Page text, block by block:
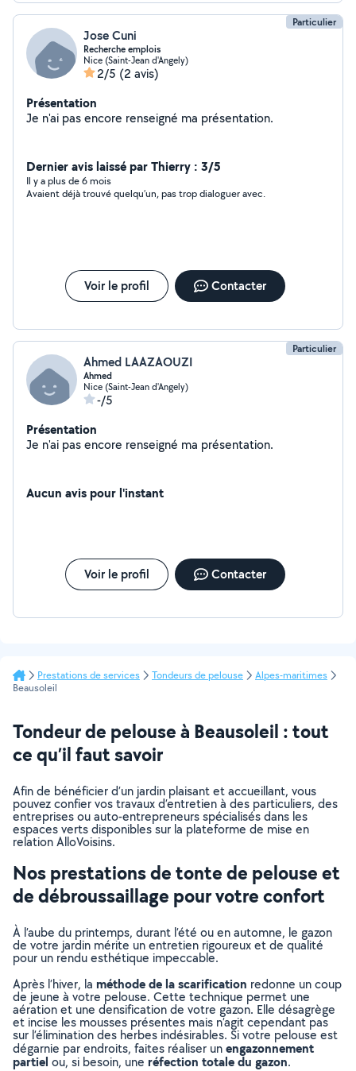
Particulier
Jose Cuni
Recherche emplois
Nice (Saint-Jean d'Angely)
2/5 (2 avis)
Présentation
Je n'ai pas encore renseigné ma présentation.
Dernier avis laissé par Thierry : 3/5
Il y a plus de 6 mois
Avaient déjà trouvé quelqu’un, pas trop dialoguer avec.
Voir le profil Contacter
Particulier
Ahmed LAAZAOUZI
Ahmed
Nice (Saint-Jean d'Angely)
-/5
Présentation
Je n'ai pas encore renseigné ma présentation.
Aucun avis pour l'instant
Voir le profil Contacter
Prestations de services Tondeurs de pelouse
Alpes-maritimes
Beausoleil
Tondeur de pelouse à Beausoleil : tout
ce qu’il faut savoir
Afin de bénéficier d’un jardin plaisant et accueillant, vous
pouvez confier vos travaux d’entretien à des particuliers, des
entreprises ou auto-entrepreneurs spécialisés dans les
espaces verts disponibles sur la plateforme de mise en
relation AlloVoisins.
Nos prestations de tonte de pelouse et
de débroussaillage pour votre confort
À l’aube du printemps, durant l’été ou en automne, le gazon
de votre jardin mérite un entretien rigoureux et de qualité
pour un rendu esthétique impeccable.
Après l’hiver, la méthode de la scarification redonne un coup
de jeune à votre pelouse. Cette technique permet une
aération et une densification de votre gazon. Elle désagrège
et incise les mousses présentes mais n’agit cependant pas
sur l’élimination des herbes indésirables. Si votre pelouse est
dégarnie par endroits, faites réaliser unengazonnement
partiel ou, si besoin, une réfection totale du gazon.